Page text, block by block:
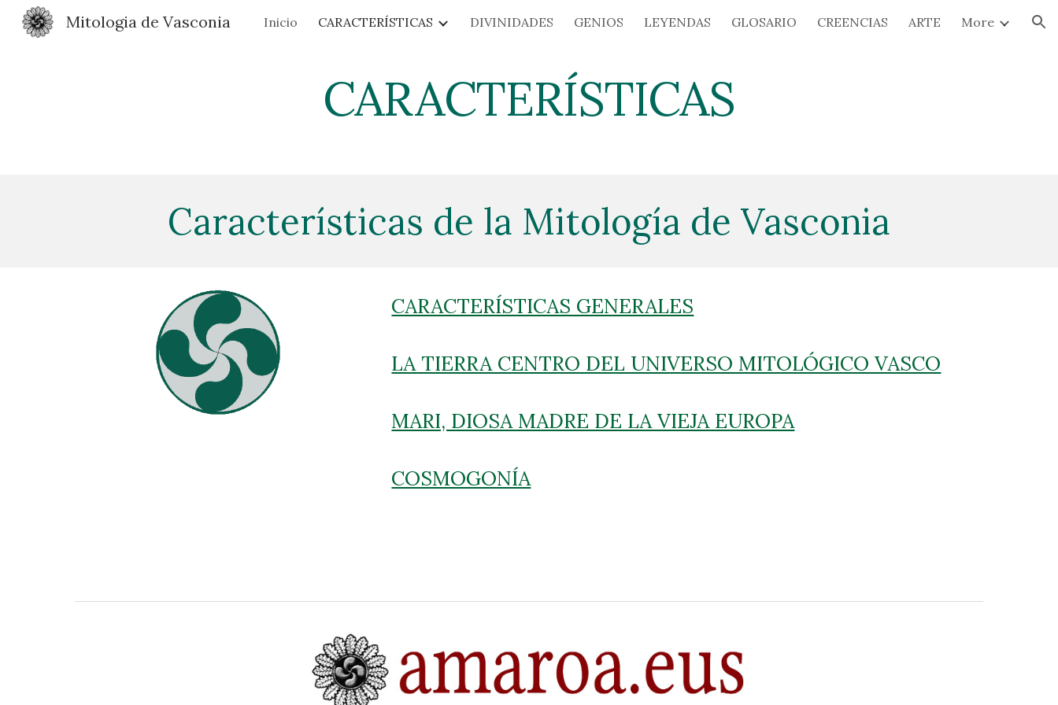
Skip to main content Skip to navigation
Mitologia de Vasconia Inicio CARACTERÍSTICAS DIVINIDADES GENIOS LEYENDAS GLOSARIO CREENCIAS ARTE More
CARACTERÍSTICAS
Características de la Mitología de Vasconia
CARACTERÍSTICAS GENERALES
LA TIERRA CENTRO DEL UNIVERSO MITOLÓGICO VASCO
MARI, DIOSA MADRE DE LA VIEJA EUROPA
COSMOGONÍA